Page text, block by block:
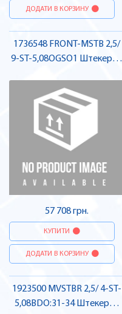
ДОДАТИ В КОРЗИНУ
1736548 FRONT-MSTB 2,5/
9-ST-5,08OGSO1 Штекерна
Contact
57 708 грн.
КУПИТИ
ДОДАТИ В КОРЗИНУ
1923500 MVSTBR 2,5/ 4-ST-
5,08BDO:31-34 Штекерна